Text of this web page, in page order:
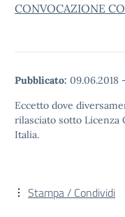
CONVOCAZIONE
Pubblicato: 09.06.2018 -
Eccetto dove
rilasciato sotto Licenza
Italia.
Stampa / Condividi